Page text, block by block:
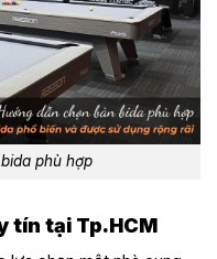
phù hợp
tín tại Tp.HCM